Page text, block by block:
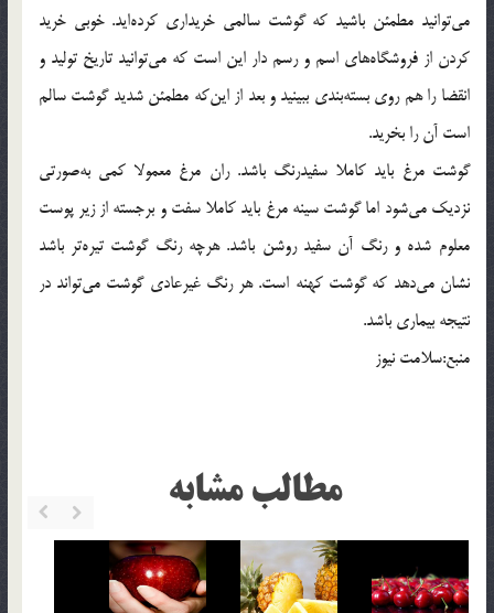
می‌توانید مطمئن باشید كه گوشت سالمی خریداری كرده‌اید. خوبی خرید
كردن از فروشگاه‌های اسم و رسم دار این است كه می‌توانید تاریخ تولید و
انقضا را هم روی بسته‌بندی ببینید و بعد از این‌كه مطمئن شدید گوشت سالم
است آن را بخرید.
گوشت مرغ باید كاملا سفیدرنگ باشد. ران مرغ معمولا كمی به‌صورتی
نزدیك می‌شود اما گوشت سینه مرغ باید كاملا سفت و برجسته از زیر پوست
معلوم شده و رنگ آن سفید روشن باشد. هرچه رنگ گوشت تیره‌تر باشد
نشان می‌دهد كه گوشت كهنه است. هر رنگ غیرعادی گوشت می‌تواند در
نتیجه بیماری باشد.
منبع:سلامت نیوز
مطالب مشابه